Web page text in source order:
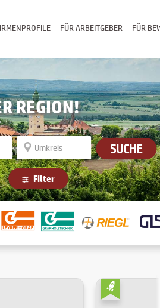
FÜR
FÜR ARBEITGEBER
REGION!
SUCHE
Filter